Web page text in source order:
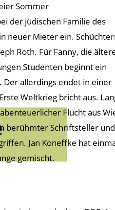
Sommer
der jüdischen Familie des
neuer Mieter ein.
Roth. Für Fanny, die
Studenten beginnt ein
allerdings endet in einer
Weltkrieg bricht aus.
Flucht aus
berühmter Schriftsteller
Jan Koneffke hat
gemischt.